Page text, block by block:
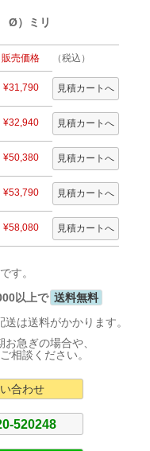
Ø）ミリ
販売価格 （税込）
¥31,790
¥32,940
¥50,380
¥53,790
¥58,080
す。
以上で 送料無料
は送料がかかります。
急ぎの場合や、
相談ください。
合わせ
520248